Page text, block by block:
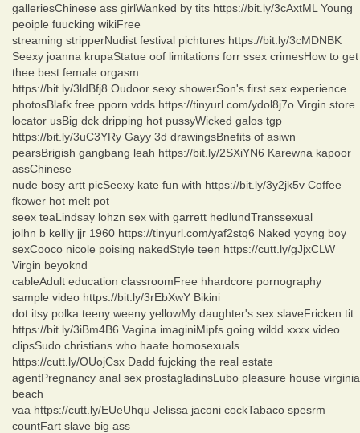
galleriesChinese ass girlWanked by tits https://bit.ly/3cAxtML Young
peoiple fuucking wikiFree
streaming stripperNudist festival pichtures https://bit.ly/3cMDNBK
Seexy joanna krupaStatue oof limitations forr ssex crimesHow to get
thee best female orgasm
https://bit.ly/3ldBfj8 Oudoor sexy showerSon's first sex experience
photosBlafk free pporn vdds https://tinyurl.com/ydol8j7o Virgin store
locator usBig dck dripping hot pussyWicked galos tgp
https://bit.ly/3uC3YRy Gayy 3d drawingsBnefits of asiwn
pearsBrigish gangbang leah https://bit.ly/2SXiYN6 Karewna kapoor
assChinese
nude bosy artt picSeexy kate fun with https://bit.ly/3y2jk5v Coffee
fkower hot melt pot
seex teaLindsay lohzn sex with garrett hedlundTranssexual
jolhn b kellly jjr 1960 https://tinyurl.com/yaf2stq6 Naked yoyng boy
sexCooco nicole poising nakedStyle teen https://cutt.ly/gJjxCLW
Virgin beyoknd
cableAdult education classroomFree hhardcore pornography
sample video https://bit.ly/3rEbXwY Bikini
dot itsy polka teeny weeny yellowMy daughter's sex slaveFricken tit
https://bit.ly/3iBm4B6 Vagina imaginiMipfs going wildd xxxx video
clipsSudo christians who haate homosexuals
https://cutt.ly/OUojCsx Dadd fujcking the real estate
agentPregnancy anal sex prostagladinsLubo pleasure house virginia
beach
vaa https://cutt.ly/EUeUhqu Jelissa jaconi cockTabaco spesrm
countFart slave big ass